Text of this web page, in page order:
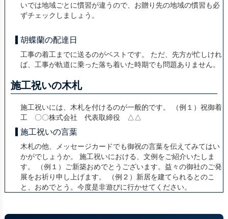
いでは地域ごとに慣習が違うので、お贈り先の地域の慣習も必
ずチェックしましょう。
胡蝶蘭の配達日
工事の着工までに送るのがベストです。 ただ、先方が忙しけれ
ば、工事が軌道に乗った落ち着いた時期でも問題ありません。
施工祝いの木札
施工祝いには、木札を付けるのが一般的です。 （例１）祝御着
工 〇〇株式会社 代表取締役 △△
施工祝いの言葉
木札の他、メッセージカードでも御祝の言葉を伝えてみてはい
かがでしょうか。 施工祝いにおける、文例をご紹介いたしま
す。 （例１）ご新築おめでとうございます。益々の御社のご発
展をお祈り申し上げます。 （例２）新居を建てられるとのこ
と、おめでとう。今度是非遊びに行かせてください。